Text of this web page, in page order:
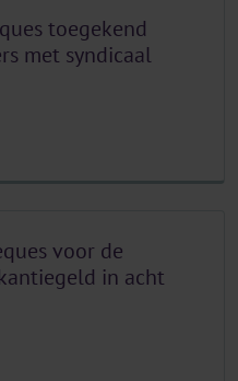
toegekend
met syndicaal
voor de
in acht